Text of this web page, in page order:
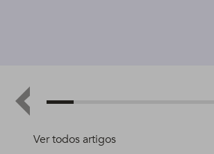
Ver todos artigos